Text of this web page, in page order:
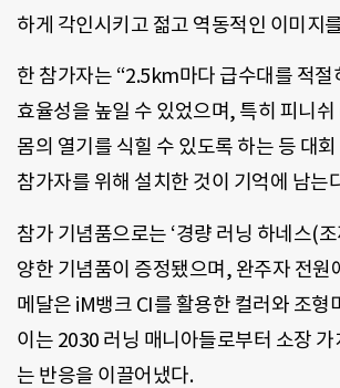
하게 각인시키고 젊고 역동적인 이미지
한 참가자는 “2.5km마다 급수대를 적절
효율성을 높일 수 있었으며, 특히 피니
몸의 열기를 식힐 수 있도록 하는 등 대
참가자를 위해 설치한 것이 기억에 남는
참가 기념품으로는 ‘경량 러닝 하네스(
양한 기념품이 증정됐으며, 완주자 전원
메달은 iM뱅크 CI를 활용한 컬러와 조형
이는 2030 러닝 매니아들로부터 소장
는 반응을 이끌어냈다.